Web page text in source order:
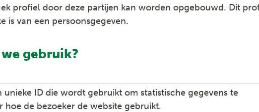
profiel door deze partijen kan worden opgebouwd. Dit
is van een persoonsgegeven.
gebruik?
unieke ID die wordt gebruikt om statistische gegevens te
hoe de bezoeker de website gebruikt.